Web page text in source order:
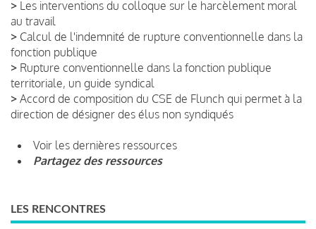
> Les interventions du colloque sur le harcèlement moral
au travail
> Calcul de l'indemnité de rupture conventionnelle dans la
fonction publique
> Rupture conventionnelle dans la fonction publique
territoriale, un guide syndical
> Accord de composition du CSE de Flunch qui permet à la
direction de désigner des élus non syndiqués
Voir les dernières ressources
Partagez des ressources
LES RENCONTRES